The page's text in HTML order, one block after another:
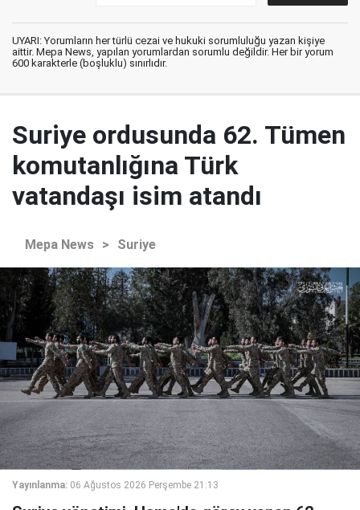
UYARI: Yorumların her türlü cezai ve hukuki sorumluluğu yazan kişiye
aittir. Mepa News, yapılan yorumlardan sorumlu değildir. Her bir yorum
600 karakterle (boşluklu) sınırlıdır.
Suriye ordusunda 62. Tümen
komutanlığına Türk
vatandaşı isim atandı
Mepa News > Suriye
Yayınlanma: 06 Ağustos 2026 Perşembe 21:13